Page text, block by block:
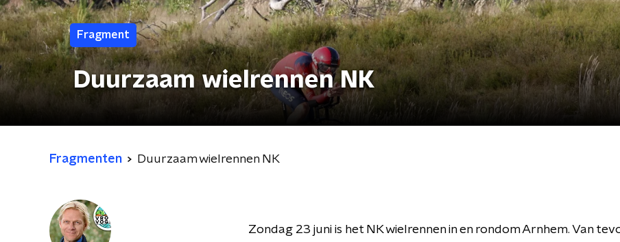
Fragment
Duurzaam wielrennen NK
Fragmenten Duurzaam wielrennen NK
Zondag 23 juni is het NK wielrennen in en rondom Arnhem. Van